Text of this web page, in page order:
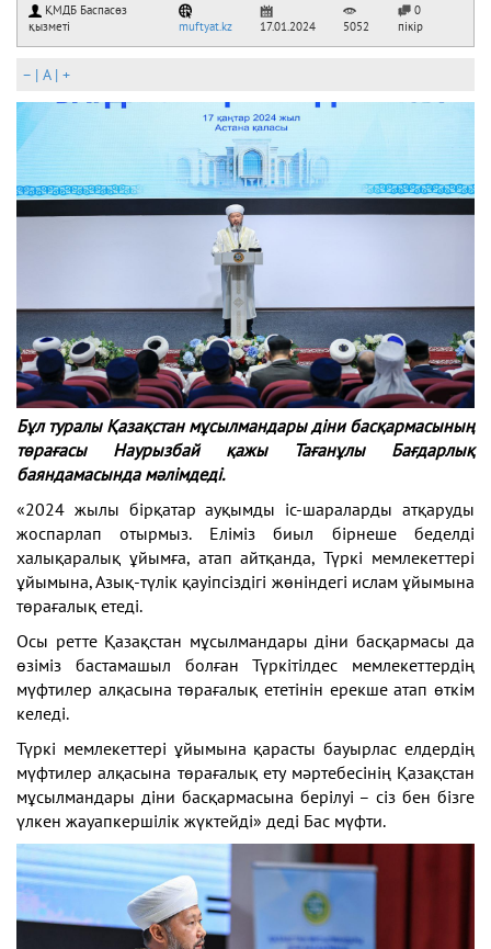
ҚМДБ Баспасөз
қызметі
muftyat.kz 17.01.2024 5052
0
пікір
– | A| +
Бұл туралы Қазақстан мұсылмандары діни басқармасының
төрағасы Наурызбай қажы Тағанұлы Бағдарлық
баяндамасында мәлімдеді.
«2024 жылы бірқатар ауқымды іс-шараларды атқаруды
жоспарлап отырмыз. Еліміз биыл бірнеше беделді
халықаралық ұйымға, атап айтқанда, Түркі мемлекеттері
ұйымына, Азық-түлік қауіпсіздігі жөніндегі ислам ұйымына
төрағалық етеді.
Осы ретте Қазақстан мұсылмандары діни басқармасы да
өзіміз бастамашыл болған Түркітілдес мемлекеттердің
мүфтилер алқасына төрағалық ететінін ерекше атап өткім
келеді.
Түркі мемлекеттері ұйымына қарасты бауырлас елдердің
мүфтилер алқасына төрағалық ету мәртебесінің Қазақстан
мұсылмандары діни басқармасына берілуі – сіз бен бізге
үлкен жауапкершілік жүктейді» деді Бас мүфти.